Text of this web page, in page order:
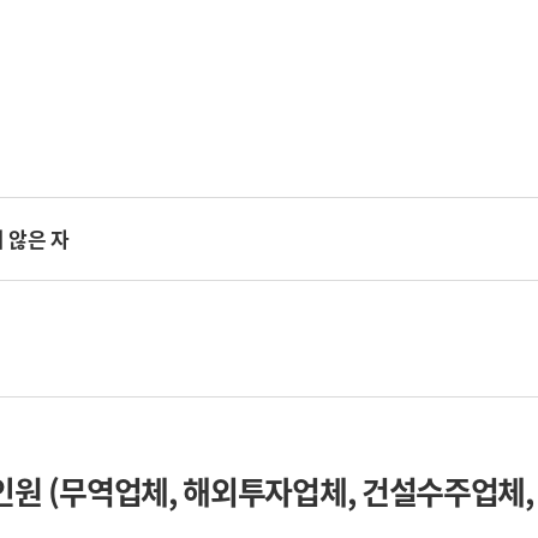
않은 자
(무역업체, 해외투자업체, 건설수주업